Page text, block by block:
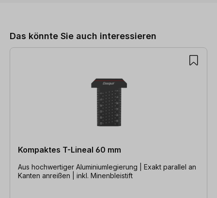
Das könnte Sie auch interessieren
Kompaktes T-Lineal 60 mm
Aus hochwertiger Aluminiumlegierung | Exakt parallel an
Kanten anreißen | inkl. Minenbleistift